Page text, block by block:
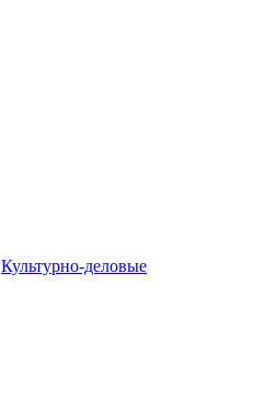
Культурно-деловые